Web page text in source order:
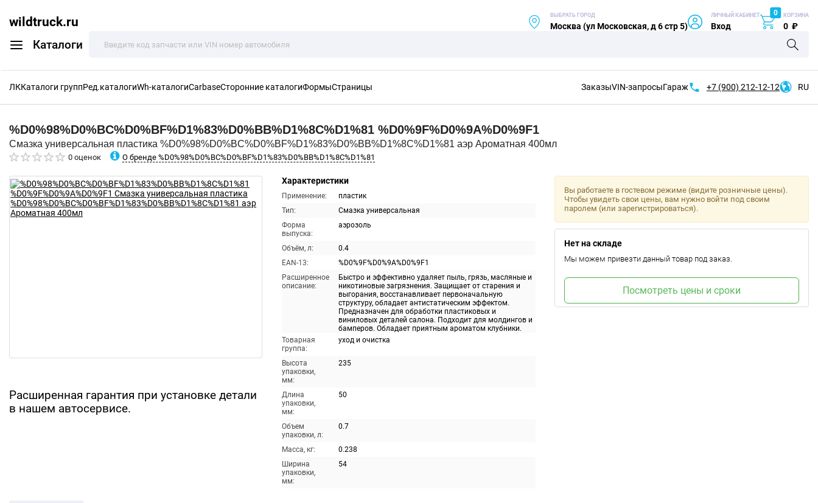
wildtruck.ru
Каталоги
ВЫБРАТЬ ГОРОД
Москва (ул Московская, д 6 стр 5)
ЛИЧНЫЙ КАБИНЕТ
Вход
0 КОРЗИНА
0 ₽
ЛККаталоги группРед.каталогиWh-каталогиCarbaseСторонние каталогиФормыСтраницы ЗаказыVIN-запросыГараж +7 (900) 212-12-12 RU
%D0%98%D0%BC%D0%BF%D1%83%D0%BB%D1%8C%D1%81 %D0%9F%D0%9A%D0%9F1
Смазка универсальная пластика %D0%98%D0%BC%D0%BF%D1%83%D0%BB%D1%8C%D1%81 аэр Ароматная 400мл
0 оценок О бренде %D0%98%D0%BC%D0%BF%D1%83%D0%BB%D1%8C%D1%81
Расширенная гарантия при установке детали
в нашем автосервисе.
Характеристики
Применение:
пластик
Тип:
Смазка универсальная
Форма
выпуска:
аэрозоль
Объём, л:
0.4
EAN-13:
%D0%9F%D0%9A%D0%9F1
Расширенное
описание:
Быстро и эффективно удаляет пыль, грязь, масляные и
никотиновые загрязнения. Защищает от старения и
выгорания, восстанавливает первоначальную
структуру, обладает антистатическим эффектом.
Предназначен для обработки пластиковых и
виниловых деталей салона. Подходит для молдингов и
бамперов. Обладает приятным ароматом клубники.
Товарная
группа:
уход и очистка
Высота
упаковки,
мм:
235
Длина
упаковки,
мм:
50
Объем
упаковки, л:
0.7
Масса, кг:
0.238
Ширина
упаковки,
мм:
54
Вы работаете в гостевом режиме (видите розничные цены).
Чтобы увидеть свои цены, вам нужно войти под своим
паролем (или зарегистрироваться).
Нет на складе
Мы можем привезти данный товар под заказ.
Посмотреть цены и сроки